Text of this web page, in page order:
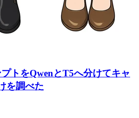
トをQwenとT5へ分けてキャ
を調べた